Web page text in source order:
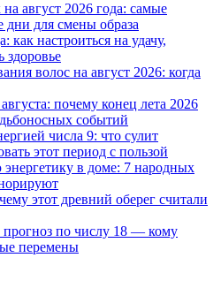
август 2026 года: самые
дни для смены образа
как настроиться на удачу,
здоровье
волос на август 2026: когда
почему конец лета 2026
событий
числа 9: что сулит
этот период с пользой
в доме: 7 народных
этот древний оберег считали
прогноз по числу 18 — кому
перемены